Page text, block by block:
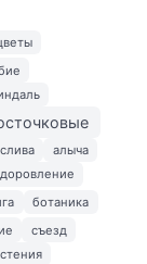
слива
алыча
ботаника
съезд